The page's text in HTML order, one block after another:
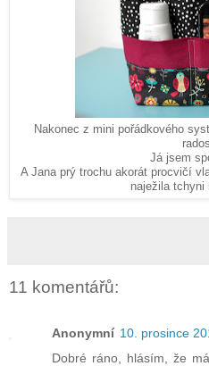
Nakonec z mini pořádkového
Já jsem
A Jana prý trochu akorát procvičí
naježila tchyni
11 komentářů:
Anonymní 10. prosince
Dobré ráno, hlásím, že